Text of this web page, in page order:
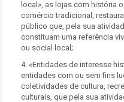
local», as lojas com história
comércio tradicional,
público que, pela sua
constituam uma referência
ou social local;
4. «Entidades de interesse
entidades com ou sem fins
coletividades de cultura,
culturais, que pela sua